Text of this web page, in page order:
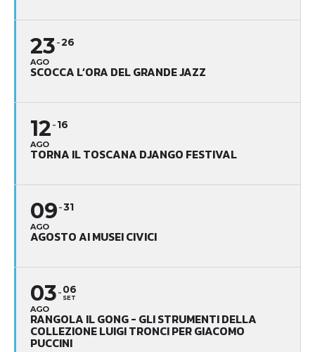
23
AGO
26
SCOCCA L’ORA DEL GRANDE JAZZ
12
AGO
16
TORNA IL TOSCANA DJANGO FESTIVAL
09
AGO
31
AGOSTO AI MUSEI CIVICI
03
AGO
06
SET
RANGOLA IL GONG - GLI STRUMENTI DELLA
COLLEZIONE LUIGI TRONCI PER GIACOMO
PUCCINI